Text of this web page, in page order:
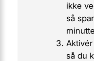
ikke
så
Aktivér
så du